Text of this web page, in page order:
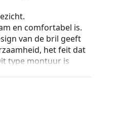
en comfortabel is.
van de bril geeft
het feit dat
type montuur is
Sommige